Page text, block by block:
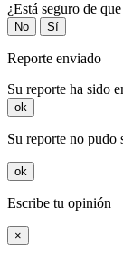
¿Está seguro de
No Sí
Reporte enviado
Su reporte ha sido
ok
Su reporte no pudo
ok
Escribe tu opinión
×